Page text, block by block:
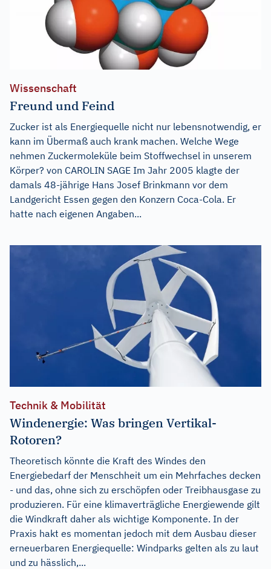
Wissenschaft
Freund und Feind
Zucker ist als Energiequelle nicht nur lebensnotwendig, er
kann im Übermaß auch krank machen. Welche Wege
nehmen Zuckermoleküle beim Stoffwechsel in unserem
Körper? von CAROLIN SAGE Im Jahr 2005 klagte der
damals 48-jährige Hans Josef Brinkmann vor dem
Landgericht Essen gegen den Konzern Coca-Cola. Er
hatte nach eigenen Angaben...
Technik & Mobilität
Windenergie: Was bringen Vertikal-
Rotoren?
Theoretisch könnte die Kraft des Windes den
Energiebedarf der Menschheit um ein Mehrfaches decken
- und das, ohne sich zu erschöpfen oder Treibhausgase zu
produzieren. Für eine klimaverträgliche Energiewende gilt
die Windkraft daher als wichtige Komponente. In der
Praxis hakt es momentan jedoch mit dem Ausbau dieser
erneuerbaren Energiequelle: Windparks gelten als zu laut
und zu hässlich,...